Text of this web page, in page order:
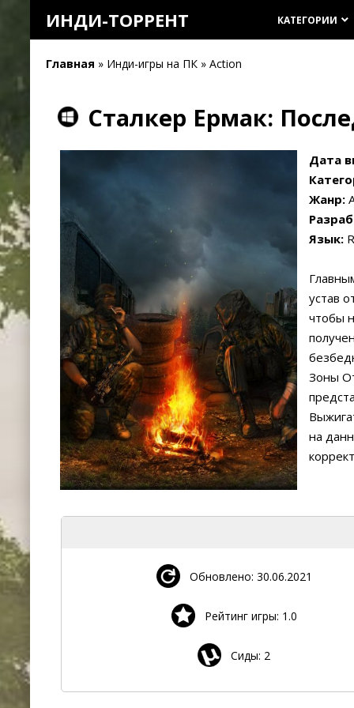
ИНДИ-ТОРРЕНТ КАТЕГОРИИ keyboard_arrow_down
Главная » Инди-игры на ПК » Action
Сталкер Ермак:
Дата
Жанр:
Язык:
устав
чтобы
Зоны
на
Обновлено: 30.06.2021
Рейтинг игры: 1.0
Сиды: 2